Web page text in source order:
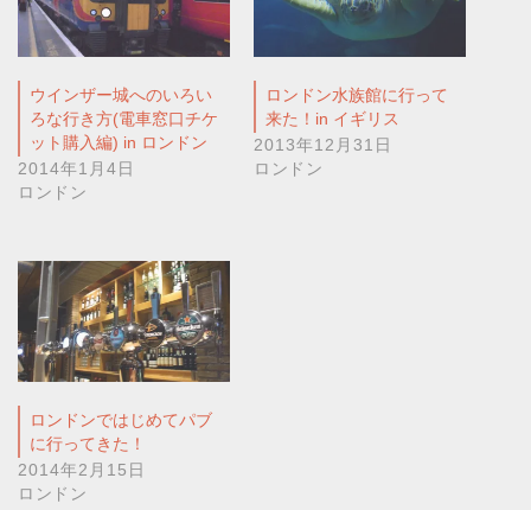
ウインザー城へのいろい
ろな行き方(電車窓口チケ
ット購入編) in ロンドン
2014年1月4日
ロンドン
ロンドン水族館に行って
来た！in イギリス
2013年12月31日
ロンドン
ロンドンではじめてパブ
に行ってきた！
2014年2月15日
ロンドン